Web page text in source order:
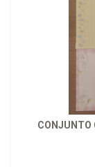
CONJUNTO